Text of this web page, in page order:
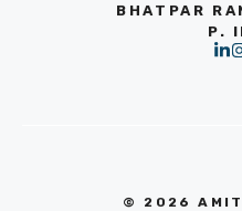
BHATPAR
P.
© 2026